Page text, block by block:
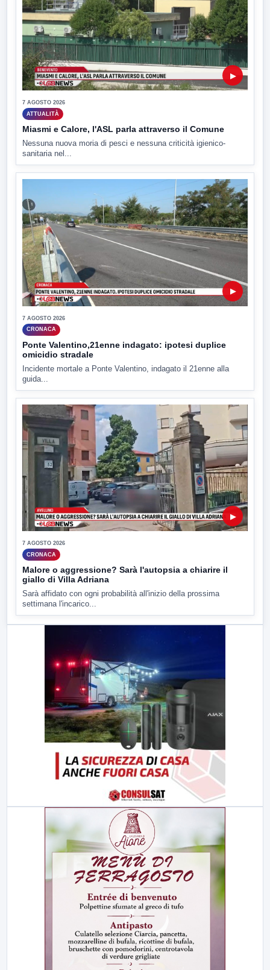
▶
7 AGOSTO 2026
ATTUALITÀ
Miasmi e Calore, l'ASL parla attraverso il Comune
Nessuna nuova moria di pesci e nessuna criticità igienico-
sanitaria nel...
▶
7 AGOSTO 2026
CRONACA
Ponte Valentino,21enne indagato: ipotesi duplice
omicidio stradale
Incidente mortale a Ponte Valentino, indagato il 21enne alla
guida...
▶
7 AGOSTO 2026
CRONACA
Malore o aggressione? Sarà l'autopsia a chiarire il
giallo di Villa Adriana
Sarà affidato con ogni probabilità all'inizio della prossima
settimana l'incarico...